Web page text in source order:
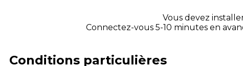
Vous devez
Connectez-vous 5-10 minutes en
Conditions particulières